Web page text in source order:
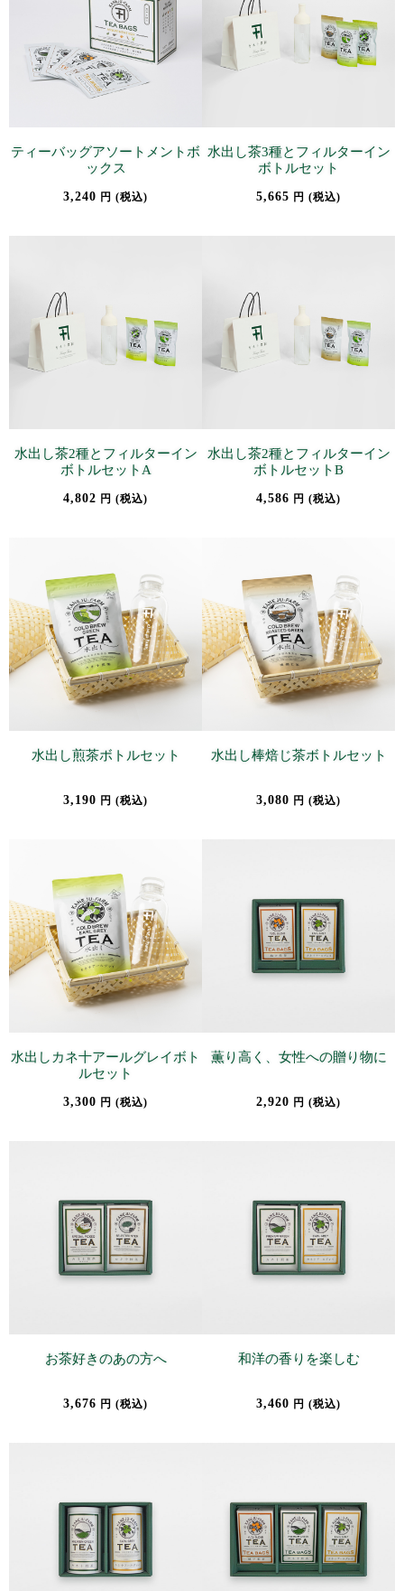
ティーバッグアソートメントボ
ックス
3,240 円 (税込)
水出し茶3種とフィルターイン
ボトルセット
5,665 円 (税込)
水出し茶2種とフィルターイン
ボトルセットA
4,802 円 (税込)
水出し茶2種とフィルターイン
ボトルセットB
4,586 円 (税込)
水出し煎茶ボトルセット
3,190 円 (税込)
水出し棒焙じ茶ボトルセット
3,080 円 (税込)
水出しカネ十アールグレイボト
ルセット
3,300 円 (税込)
薫り高く、女性への贈り物に
2,920 円 (税込)
お茶好きのあの方へ
3,676 円 (税込)
和洋の香りを楽しむ
3,460 円 (税込)